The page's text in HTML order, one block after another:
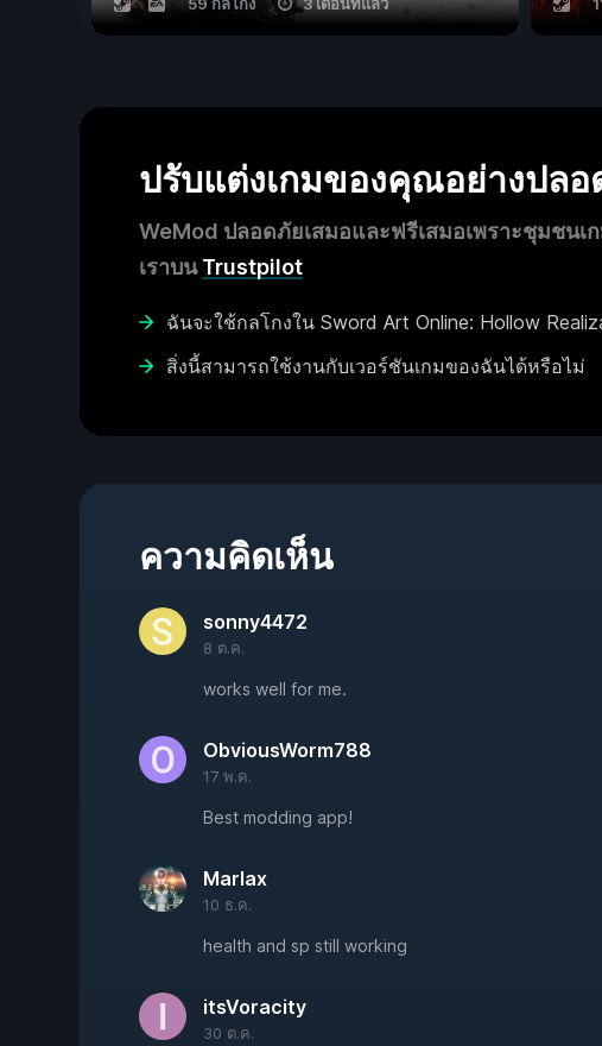
59 กลโกง 3 เดือนที่แล้ว
ปรับแต่งเกมของคุณอย่างปล
WeMod ปลอดภัยเสมอและฟรีเสมอเพราะชุมชนเ
เราบนTrustpilot
ฉันจะใช้กลโกงใน Sword Art Online: Hollow
สิ่งนี้สามารถใช้งานกับเวอร์ชันเกมของฉันได้หรือไม่
ความคิดเห็น
sonny4472
8 ต.ค.
works well for me.
ObviousWorm788
17 พ.ค.
Best modding app!
Marlax
10 ธ.ค.
health and sp still working
itsVoracity
30 ต.ค.